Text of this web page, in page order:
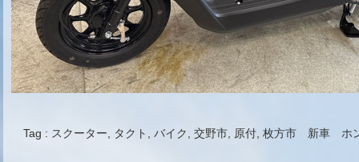
Tag : スクーター タクト バイク 交野市, 原付, 枚方市 新車 ホ